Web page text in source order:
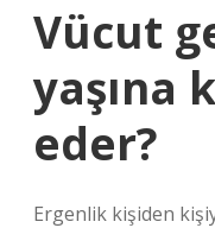
Vücut
yaşına
eder?
Ergenlik kişiden